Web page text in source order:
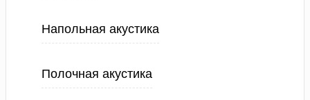
Напольная акустика
Полочная акустика